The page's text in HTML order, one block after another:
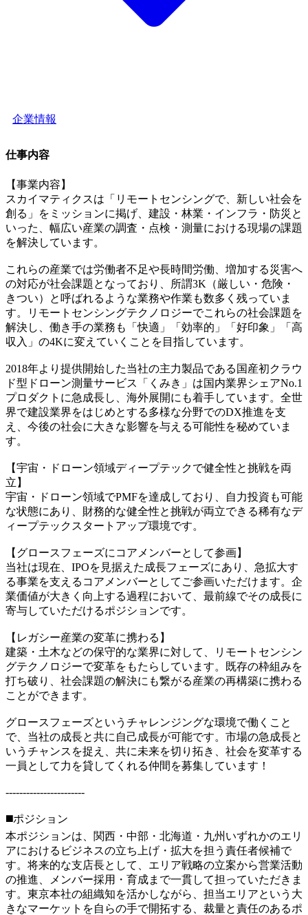
企業情報
仕事内容
【事業内容】
スカイマティクスは「リモートセンシングで、新しい社会を
創る」をミッションに掲げ、建設・林業・インフラ・防災と
いった、幅広い産業の調査・点検・測量における現場の課題
を解決しています。
これらの産業では労働者不足や長時間労働、増加する災害へ
の対応が社会課題となっており、所謂3K（厳しい・危険・
きつい）と呼ばれるような業務や作業も数多く残っていま
す。リモートセンシングテクノロジーでこれらの社会課題を
解決し、働き手の業務も「快適」「効率的」「好印象」「高
収入」の4Kに変えていくことを目指しています。
2018年より提供開始した当社の主力製品である国産初クラウ
ド型ドローン測量サービス「くみき」は国内業界シェアNo.1
プロダクトに急成長し、海外展開にも着手しています。全世
界で建設業界をはじめとする多様な分野でのDX推進を支
え、今後の社会に大きな影響を与える可能性を秘めていま
す。
【宇宙・ドローン領域ディープテックで健全性と挑戦を両
立】
宇宙・ドローン領域でPMFを達成しており、自力投資も可能
な状態にあり、財務的な健全性と挑戦が両立できる稀有なデ
ィープテックスタートアップ環境です。
【グロースフェーズにコアメンバーとして参画】
当社は現在、IPOを見据えた成長フェーズにあり、急拡大す
る事業を支えるコアメンバーとしてご参画いただけます。企
業価値が大きく向上する過程において、最前線でその成長に
寄与していただけるポジションです。
【レガシー産業の変革に携わる】
建築・土木などの保守的な業界に対して、リモートセンシン
グテクノロジーで変革をもたらしています。既存の枠組みを
打ち破り、社会課題の解決にも繋がる産業の再構築に携わる
ことができます。
グロースフェーズというチャレンジングな環境で働くこと
で、当社の成長と共に自己成長が可能です。市場の急成長と
いうチャンスを捉え、共に未来を切り拓き、社会を変革する
一員として力を貸してくれる仲間を募集しています！
-----------------------
◼️ポジション
本ポジションは、関西・中部・北海道・九州いずれかのエリ
アにおけるビジネスの立ち上げ・拡大を担う責任者候補で
す。将来的な支店長として、エリア戦略の立案から営業活動
の推進、メンバー採用・育成まで一貫して担っていただきま
す。東京本社の組織知を活かしながら、担当エリアという大
きなマーケットを自らの手で開拓する、裁量と責任のあるポ